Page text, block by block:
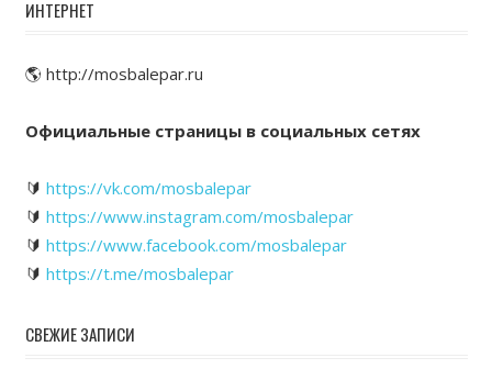
ИНТЕРНЕТ
🌎 http://mosbalepar.ru
Официальные страницы в социальных сетях
🔰 https://vk.com/mosbalepar
🔰 https://www.instagram.com/mosbalepar
🔰 https://www.facebook.com/mosbalepar
🔰 https://t.me/mosbalepar
СВЕЖИЕ ЗАПИСИ